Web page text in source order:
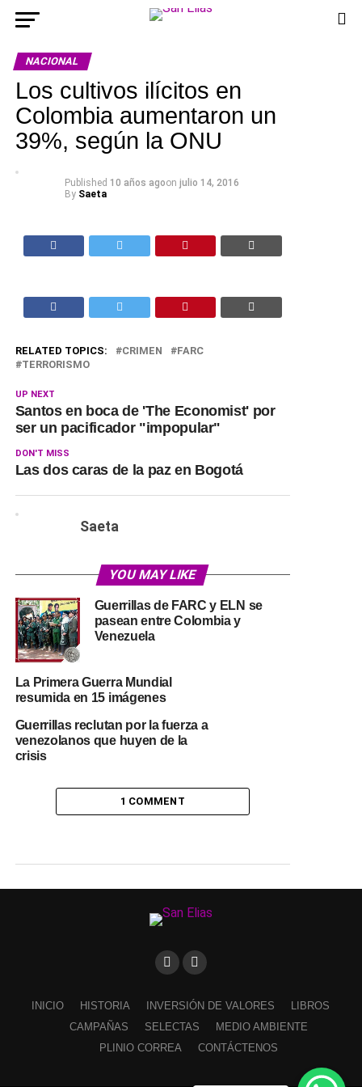
NACIONAL
Los cultivos ilícitos en
Colombia aumentaron un
39%, según la ONU
Published 10 años agoon julio 14, 2016
By Saeta
RELATED TOPICS: CRIMEN
FARC
TERRORISMO
UP NEXT
Santos en boca de 'The Economist' por
ser un pacificador "impopular"
DON'T MISS
Las dos caras de la paz en Bogotá
Saeta
YOU MAY LIKE
Guerrillas de FARC y ELN se
pasean entre Colombia y
Venezuela
La Primera Guerra Mundial
resumida en 15 imágenes
Guerrillas reclutan por la fuerza a
venezolanos que huyen de la
crisis
1 COMMENT
INICIO HISTORIA INVERSIÓN DE VALORES
LIBROS
CAMPAÑAS
SELECTAS
MEDIO AMBIENTE
PLINIO CORREA
CONTÁCTENOS